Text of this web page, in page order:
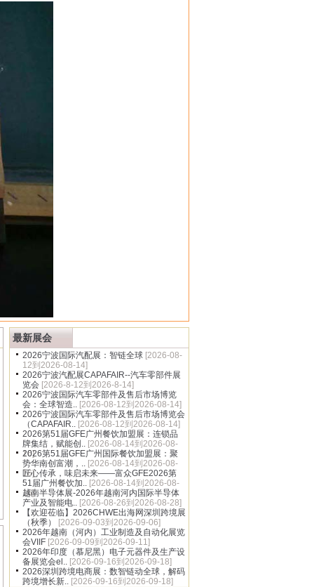
最新展会
2026宁波国际汽配展：智链全球 [2026-08-
12到2026-08-14]
2026宁波汽配展CAPAFAIR--汽车零部件展
览会 [2026-8-12到2026-8-14]
2026宁波国际汽车零部件及售后市场博览
会：全球智造.. [2026-08-12到2026-08-14]
2026宁波国际汽车零部件及售后市场博览会
（CAPAFAIR.. [2026-08-12到2026-08-14]
2026第51届GFE广州餐饮加盟展：连锁品
牌集结，赋能创.. [2026-08-14到2026-08-
16]
2026第51届GFE广州国际餐饮加盟展：聚
势华南创富潮，.. [2026-08-14到2026-08-
16]
匠心传承，味启未来——富众GFE2026第
51届广州餐饮加.. [2026-08-14到2026-08-
16]
越南半导体展-2026年越南河内国际半导体
产业及智能电.. [2026-08-26到2026-08-28]
【欢迎莅临】2026CHWE出海网深圳跨境展
（秋季）
[2026-09-03到2026-09-06]
2026年越南（河内）工业制造及自动化展览
会VIIF [2026-09-09到2026-09-11]
2026年印度（慕尼黑）电子元器件及生产设
备展览会el.. [2026-09-16到2026-09-18]
2026深圳跨境电商展：数智链动全球，解码
跨境增长新.. [2026-09-16到2026-09-18]